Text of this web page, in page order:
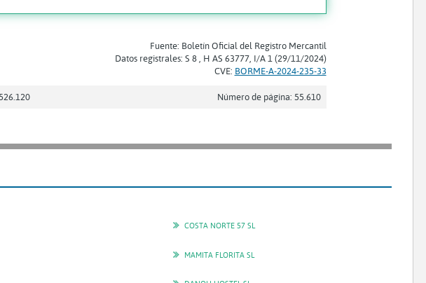
Fuente: Boletín Oficial del Registro Mercantil
Datos registrales: S 8 , H AS 63777, I/A 1 (29/11/2024)
CVE: BORME-A-2024-235-33
Número de página: 55.610
COSTA NORTE 57 SL
MAMITA FLORITA SL